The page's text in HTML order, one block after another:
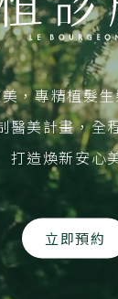
，專精植髮生
醫美計畫，全
打造煥新安心
立即預約